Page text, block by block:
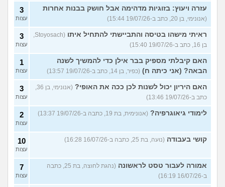
עזרה ויעוץ: בזוגיות מדהימה אבל חושק בבנות אחרות
(אנונימי, בן 20, כתב ב-19/07/26 15:44)
3
עצות
ראיתי מישהו בטיסה והתביישתי להתחיל איתו
(Stoyosach,
בן 16, כתב ב-19/07/26 15:40)
3
עצות
האם קיבלתי מספיק בבר אילן כדי להמשיך לשנה
הבאה? (אני כיתה ח) (כפיר, בן 14, כתב ב-19/07/26 13:57)
1
עצות
האם היריון יכול לשנות לכן ככה את האופי?
(אנונימי, בן 36,
כתב ב-19/07/26 13:46)
3
עצות
לימודי גיאוגרפיה? (אנונימית, בת 19, כתבה ב-19/07/26 13:37) 2
עצות
קושי בעבודה (נועה, בת 25, כתבה ב-16/07/26 16:28) 10
עצות
אמורה לעבור טסט לראשונה
(נהגת לחוצה, בת 25, כתבה
ב-16/07/26 16:19)
7
עצות